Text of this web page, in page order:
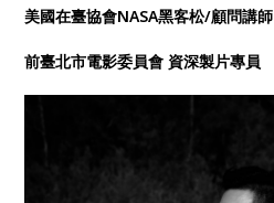
美國在臺協會NASA黑客松/顧問講師
前臺北市電影委員會 資深製片專員